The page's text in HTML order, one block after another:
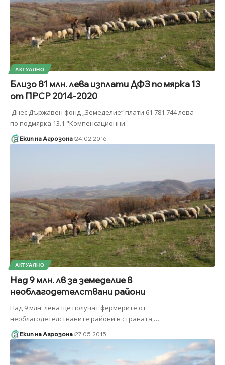
АКТУАЛНО
Близо 81 млн. лева изплати ДФЗ по мярка 13
от ПРСР 2014-2020
Днес Държавен фонд „Земеделие“ плати 61 781 744 лева
по подмярка 13.1 "Компенсационни…
Екип на Агрозона 24.02.2016
АКТУАЛНО
Над 9 млн. лв за земеделие в
необлагодетелствани райони
Над 9 млн. лева ще получат фермерите от
необлагодетелстваните райони в страната,…
Екип на Агрозона 27.05.2015